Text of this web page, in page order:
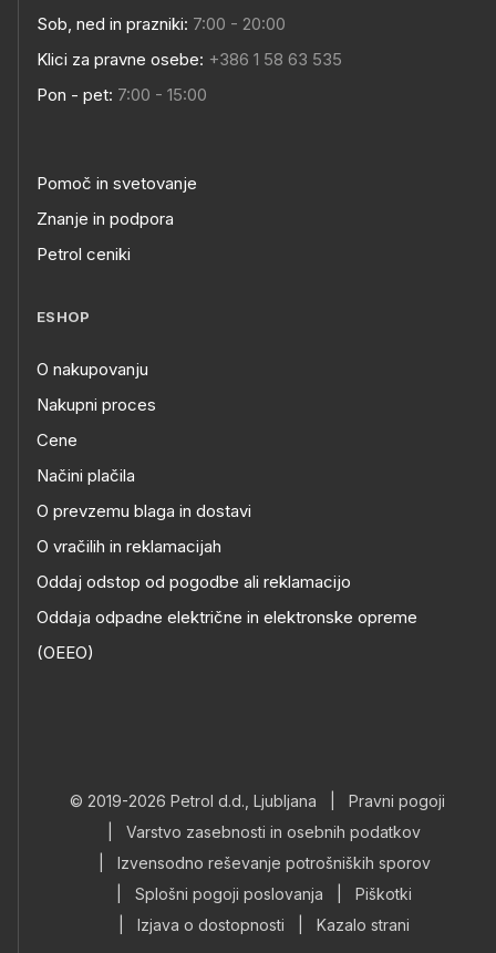
Sob, ned in prazniki: 7:00 - 20:00
Klici za pravne osebe: +386 1 58 63 535
Pon - pet: 7:00 - 15:00
Pomoč in svetovanje
Znanje in podpora
Petrol ceniki
ESHOP
O nakupovanju
Nakupni proces
Cene
Načini plačila
O prevzemu blaga in dostavi
O vračilih in reklamacijah
Oddaj odstop od pogodbe ali reklamacijo
Oddaja odpadne električne in elektronske opreme
(OEEO)
© 2019-2026 Petrol d.d., Ljubljana
Pravni pogoji
Varstvo zasebnosti in osebnih podatkov
Izvensodno reševanje potrošniških sporov
Splošni pogoji poslovanja
Piškotki
Izjava o dostopnosti Kazalo strani